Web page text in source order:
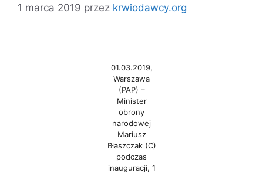
1 marca 2019 przez krwiodawcy.org
01.03.2019,
Warszawa
(PAP) –
Minister
obrony
narodowej
Mariusz
Błaszczak (C)
podczas
inauguracji, 1